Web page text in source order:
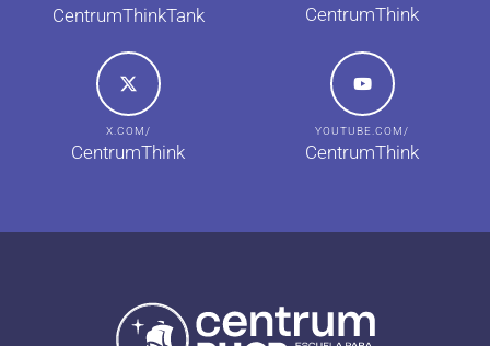
CentrumThinkTank CentrumThink
X.COM/
CentrumThink
YOUTUBE.COM/
CentrumThink